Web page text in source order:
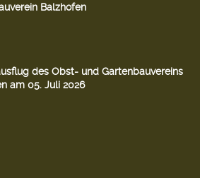
Balzhofen
des Obst- und Gartenbauvereins
am 05. Juli 2026